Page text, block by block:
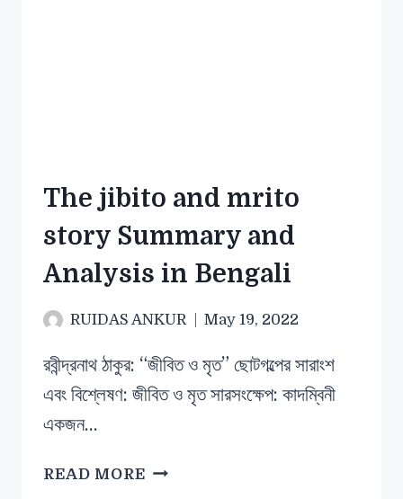
The jibito and mrito
story Summary and
Analysis in Bengali
RUIDAS ANKUR May 19, 2022
রবীন্দ্রনাথ ঠাকুর: “জীবিত ও মৃত” ছোটগল্পের সারাংশ
এবং বিশ্লেষণ: জীবিত ও মৃত সারসংক্ষেপ: কাদম্বিনী
একজন…
READ MORE